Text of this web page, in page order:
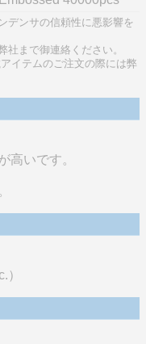
デンサの信頼性に悪影響を
社まで御連絡ください。
イテムのご注文の際には弊
高いです。